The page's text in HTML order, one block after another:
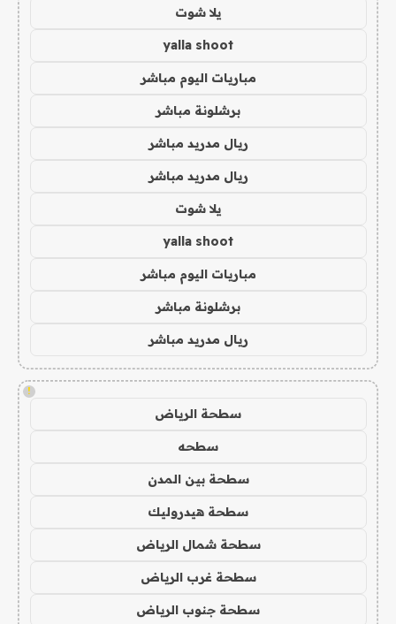
يلا شوت
yalla shoot
مباريات اليوم مباشر
برشلونة مباشر
ريال مدريد مباشر
ريال مدريد مباشر
يلا شوت
yalla shoot
مباريات اليوم مباشر
برشلونة مباشر
ريال مدريد مباشر
!
سطحة الرياض
سطحه
سطحة بين المدن
سطحة هيدروليك
سطحة شمال الرياض
سطحة غرب الرياض
سطحة جنوب الرياض